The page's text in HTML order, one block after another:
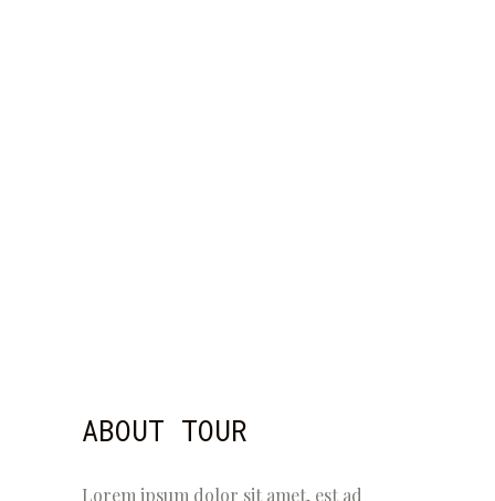
ABOUT TOUR
Lorem ipsum dolor sit amet, est ad